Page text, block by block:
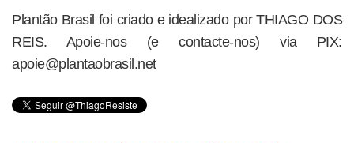
Plantão Brasil foi criado e idealizado por THIAGO DOS
REIS. Apoie-nos (e contacte-nos) via PIX:
apoie@plantaobrasil.net